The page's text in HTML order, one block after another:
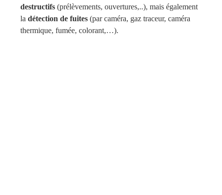
destructifs (prélèvements, ouvertures,..), mais également
ladétection de fuites (par caméra, gaz traceur, caméra
thermique, fumée, colorant,…).